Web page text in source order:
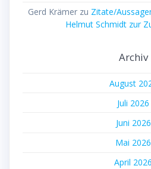
Gerd Krämer zu Zitate/
Helmut Schmidt zur
Archiv
August
Juli 2026
Juni 2026
Mai 2026
April 2026